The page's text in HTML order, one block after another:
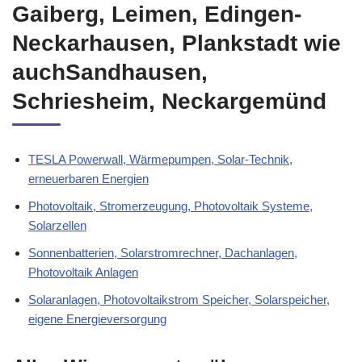
Gaiberg, Leimen, Edingen-
Neckarhausen, Plankstadt wie
auchSandhausen,
Schriesheim, Neckargemünd
TESLA Powerwall, Wärmepumpen, Solar-Technik,
erneuerbaren Energien
Photovoltaik, Stromerzeugung, Photovoltaik Systeme,
Solarzellen
Sonnenbatterien, Solarstromrechner, Dachanlagen,
Photovoltaik Anlagen
Solaranlagen, Photovoltaikstrom Speicher, Solarspeicher,
eigene Energieversorgung